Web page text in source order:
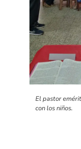
El pastor
con los niños.